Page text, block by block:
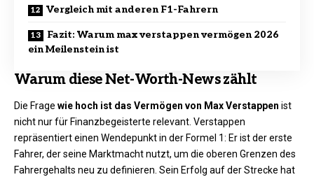
Vergleich mit anderen F1-Fahrern
Fazit: Warum max verstappen vermögen 2026
ein Meilenstein ist
Warum diese Net-Worth-News zählt
Die Frage wie hoch ist das Vermögen von Max Verstappen ist
nicht nur für Finanzbegeisterte relevant. Verstappen
repräsentiert einen Wendepunkt in der Formel 1: Er ist der erste
Fahrer, der seine Marktmacht nutzt, um die oberen Grenzen des
Fahrergehalts neu zu definieren. Sein Erfolg auf der Strecke hat